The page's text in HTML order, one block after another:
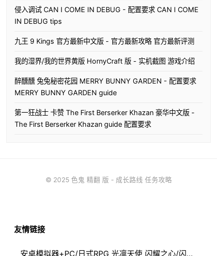
侵入调试 CAN I COME IN DEBUG - 配置要求 CAN I COME
IN DEBUG tips
九王 9 Kings 官方最新中文版 - 官方最新攻略 官方最新评测
我的湿界/我的世界黄版 HornyCraft 版 - 实机截图 游戏介绍
醉醺醺 兔兔秘密花园 MERRY BUNNY GARDEN - 配置要求
MERRY BUNNY GARDEN guide
第一狂战士 卡赞 The First Berserker Khazan 豪华中文版 -
The First Berserker Khazan guide 配置要求
© 2025 色鬼 精翻 版 - 成长路线 任务攻略
友情链接
安卓模拟器+PC/日式RPG 光凛天使 闪耀之心/闪亮天使闪亮心 1.7G - 闪亮天使闪亮心心得 发展路线